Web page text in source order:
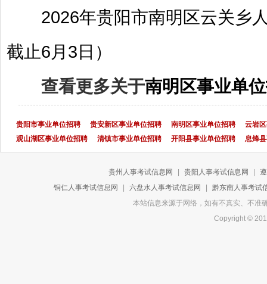
2026年贵阳市南明区云关乡
截止6月3日）
查看更多关于南明区事业单
贵阳市事业单位招聘 贵安新区事业单位招聘 南明区事业单位招聘
云岩
观山湖区事业单位招聘
清镇市事业单位招聘 开阳县事业单位招聘 息烽
贵州人事考试信息网 贵阳人事考试信息网
铜仁人事考试信息网
六盘水人事考试信息网
黔东南人事考试
本站信息来源于网络，如有不真实、不
Copyright ©